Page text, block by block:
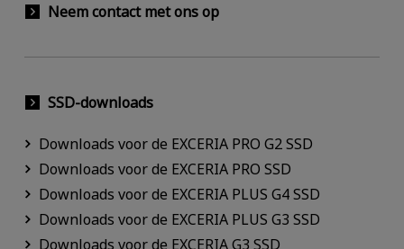
Neem contact met ons op
SSD-downloads
Downloads voor de EXCERIA PRO G2 SSD
Downloads voor de EXCERIA PRO SSD
Downloads voor de EXCERIA PLUS G4 SSD
Downloads voor de EXCERIA PLUS G3 SSD
Downloads voor de EXCERIA G3 SSD